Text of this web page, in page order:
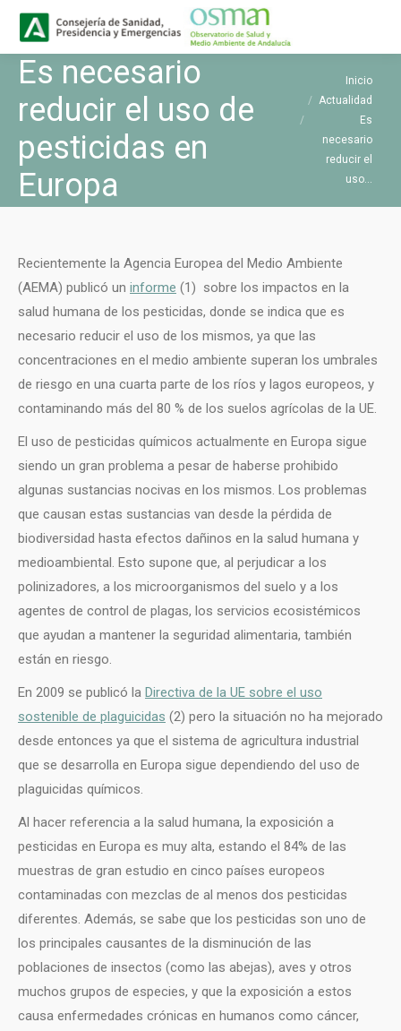
Es necesario
reducir el uso de
pesticidas en
Europa
Inicio
Actualidad
Es
necesario
reducir el
uso…
Recientemente la Agencia Europea del Medio Ambiente
(AEMA) publicó un informe (1) sobre los impactos en la
salud humana de los pesticidas, donde se indica que es
necesario reducir el uso de los mismos, ya que las
concentraciones en el medio ambiente superan los umbrales
de riesgo en una cuarta parte de los ríos y lagos europeos, y
contaminando más del 80 % de los suelos agrícolas de la UE.
El uso de pesticidas químicos actualmente en Europa sigue
siendo un gran problema a pesar de haberse prohibido
algunas sustancias nocivas en los mismos. Los problemas
que causan estas sustancias van desde la pérdida de
biodiversidad hasta efectos dañinos en la salud humana y
medioambiental. Esto supone que, al perjudicar a los
polinizadores, a los microorganismos del suelo y a los
agentes de control de plagas, los servicios ecosistémicos
que ayudan a mantener la seguridad alimentaria, también
están en riesgo.
En 2009 se publicó la Directiva de la UE sobre el uso
sostenible de plaguicidas (2) pero la situación no ha mejorado
desde entonces ya que el sistema de agricultura industrial
que se desarrolla en Europa sigue dependiendo del uso de
plaguicidas químicos.
Al hacer referencia a la salud humana, la exposición a
pesticidas en Europa es muy alta, estando el 84% de las
muestras de gran estudio en cinco países europeos
contaminadas con mezclas de al menos dos pesticidas
diferentes. Además, se sabe que los pesticidas son uno de
los principales causantes de la disminución de las
poblaciones de insectos (como las abejas), aves y otros
muchos grupos de especies, y que la exposición a estos
causa enfermedades crónicas en humanos como cáncer,